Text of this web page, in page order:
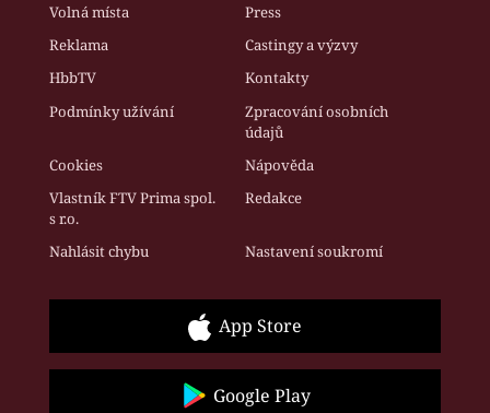
Volná místa
Press
Reklama
Castingy a výzvy
HbbTV
Kontakty
Podmínky užívání
Zpracování osobních
údajů
Cookies
Nápověda
Vlastník FTV Prima spol.
s r.o.
Redakce
Nahlásit chybu Nastavení soukromí
App Store
Google Play